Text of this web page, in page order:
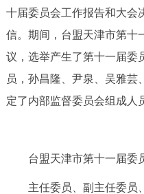
十届委员会工作报告和大会
信。期间，台盟天津市第十
议，选举产生了第十一届委
员，孙昌隆、尹泉、吴雅芸
定了内部监督委员会组成人
台盟天津市第十一届委
主任委员、副主任委员